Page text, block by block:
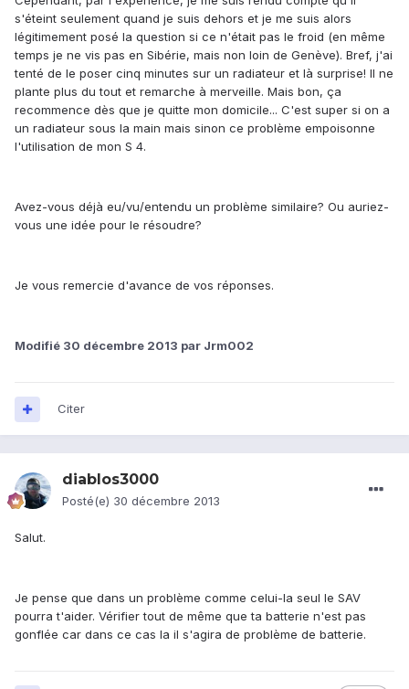
s'éteint seulement quand je suis dehors et je me suis alors
légitimement posé la question si ce n'était pas le froid (en même
temps je ne vis pas en Sibérie, mais non loin de Genève). Bref, j'ai
tenté de le poser cinq minutes sur un radiateur et là surprise! Il ne
plante plus du tout et remarche à merveille. Mais bon, ça
recommence dès que je quitte mon domicile... C'est super si on a
un radiateur sous la main mais sinon ce problème empoisonne
l'utilisation de mon S 4.
Avez-vous déjà eu/vu/entendu un problème similaire? Ou auriez-
vous une idée pour le résoudre?
Je vous remercie d'avance de vos réponses.
Modifié 30 décembre 2013 par Jrm002
Citer
diablos3000
Posté(e) 30 décembre 2013
Salut.
Je pense que dans un problème comme celui-la seul le SAV
pourra t'aider. Vérifier tout de même que ta batterie n'est pas
gonflée car dans ce cas la il s'agira de problème de batterie.